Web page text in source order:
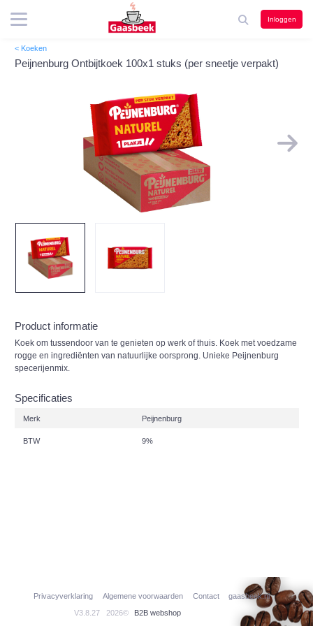
Inloggen
< Koeken
Peijnenburg Ontbijtkoek 100x1 stuks (per sneetje verpakt)
Product informatie
Koek om tussendoor van te genieten op werk of thuis. Koek met voedzame
rogge en ingrediënten van natuurlijke oorsprong. Unieke Peijnenburg
specerijenmix.
Specificaties
Merk Peijnenburg
BTW 9%
V3.8.27 2026© B2B webshop
Privacyverklaring Algemene voorwaarden Contact gaasbeek.nl